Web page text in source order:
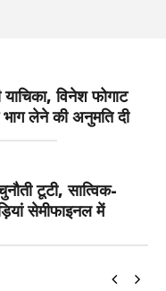
विनेश फोगाट
लेने की अनुमति दी
टूटी, सात्विक-
सेमीफाइनल में